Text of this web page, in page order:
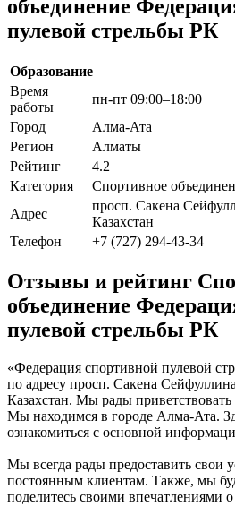
объединение
пулевой стрельбы РК
Образование
Время
работы
пн-пт 09:00–18:00
Город
Алма-Ата
Регион
Алматы
Рейтинг
4.2
Категория
Спортивное
Адрес
просп. Сакена
Казахстан
Телефон
+7 (727) 294-43-34
Отзывы и рейтинг
объединение
пулевой стрельбы РК
«Федерация спортивной пулевой
по адресу просп. Сакена
Казахстан. Мы рады
Мы находимся в городе Алма-Ата.
ознакомиться с основной
Мы всегда рады предоставить свои
постоянным клиентам. Также, мы
поделитесь своими впечатлениями о